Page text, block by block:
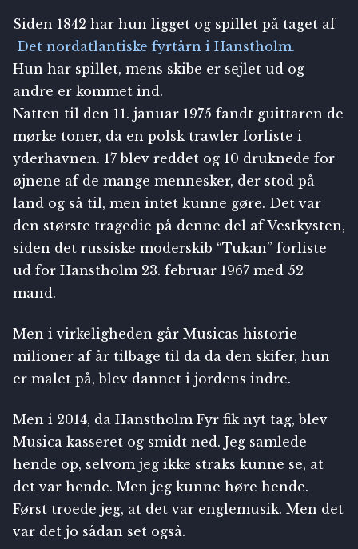
Siden 1842 har hun ligget og spillet på taget af
Det nordatlantiske fyrtårn i Hanstholm.
Hun har spillet, mens skibe er sejlet ud og
andre er kommet ind.
Natten til den 11. januar 1975 fandt guittaren de
mørke toner, da en polsk trawler forliste i
yderhavnen. 17 blev reddet og 10 druknede for
øjnene af de mange mennesker, der stod på
land og så til, men intet kunne gøre. Det var
den største tragedie på denne del af Vestkysten,
siden det russiske moderskib “Tukan” forliste
ud for Hanstholm 23. februar 1967 med 52
mand.
Men i virkeligheden går Musicas historie
milioner af år tilbage til da da den skifer, hun
er malet på, blev dannet i jordens indre.
Men i 2014, da Hanstholm Fyr fik nyt tag, blev
Musica kasseret og smidt ned. Jeg samlede
hende op, selvom jeg ikke straks kunne se, at
det var hende. Men jeg kunne høre hende.
Først troede jeg, at det var englemusik. Men det
var det jo sådan set også.